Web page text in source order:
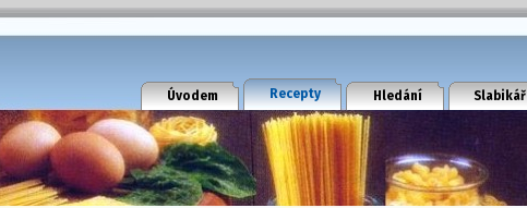
Úvodem Recepty Hledání Slabikář